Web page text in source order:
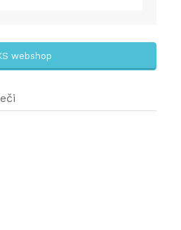
webshop